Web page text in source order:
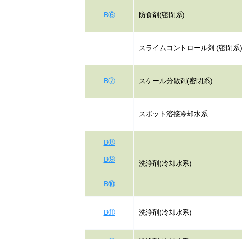
B⑥ 防食剤(密閉系)
スライムコントロール剤 (密閉系)
B⑦ スケール分散剤(密閉系)
スポット溶接冷却水系
B⑧
B⑨
B⑩
洗浄剤(冷却水系)
B⑪ 洗浄剤(冷却水系)